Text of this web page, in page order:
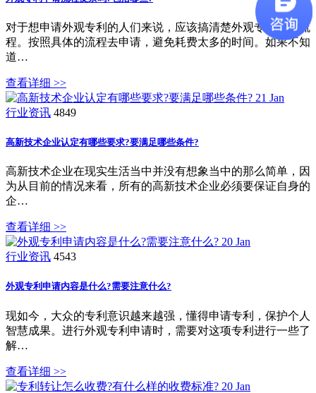
对于想申请外观专利的人们来说，应该搞清楚外观专利申请流
程。按照具体的流程去申请，避免耗费太多的时间。如果不知
道…
查看详细 >>
21 Jan
行业资讯 4849
高新技术企业认定有哪些要求?要满足哪些条件?
高新技术企业在现实生活当中并没有想象当中的那么简单，因
为从目前的情况来看，所有的高新技术企业必须要保证自身的
企…
查看详细 >>
20 Jan
行业资讯 4543
外观专利申请内容是什么?需要注意什么?
现如今，大众的专利意识越来越强，懂得申请专利，保护个人
智慧成果。进行外观专利申请时，需要对这项专利进行一些了
解…
查看详细 >>
20 Jan